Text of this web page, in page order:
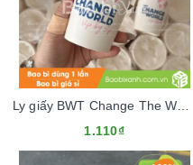
Ly giấy BWT Change The World
1.110₫